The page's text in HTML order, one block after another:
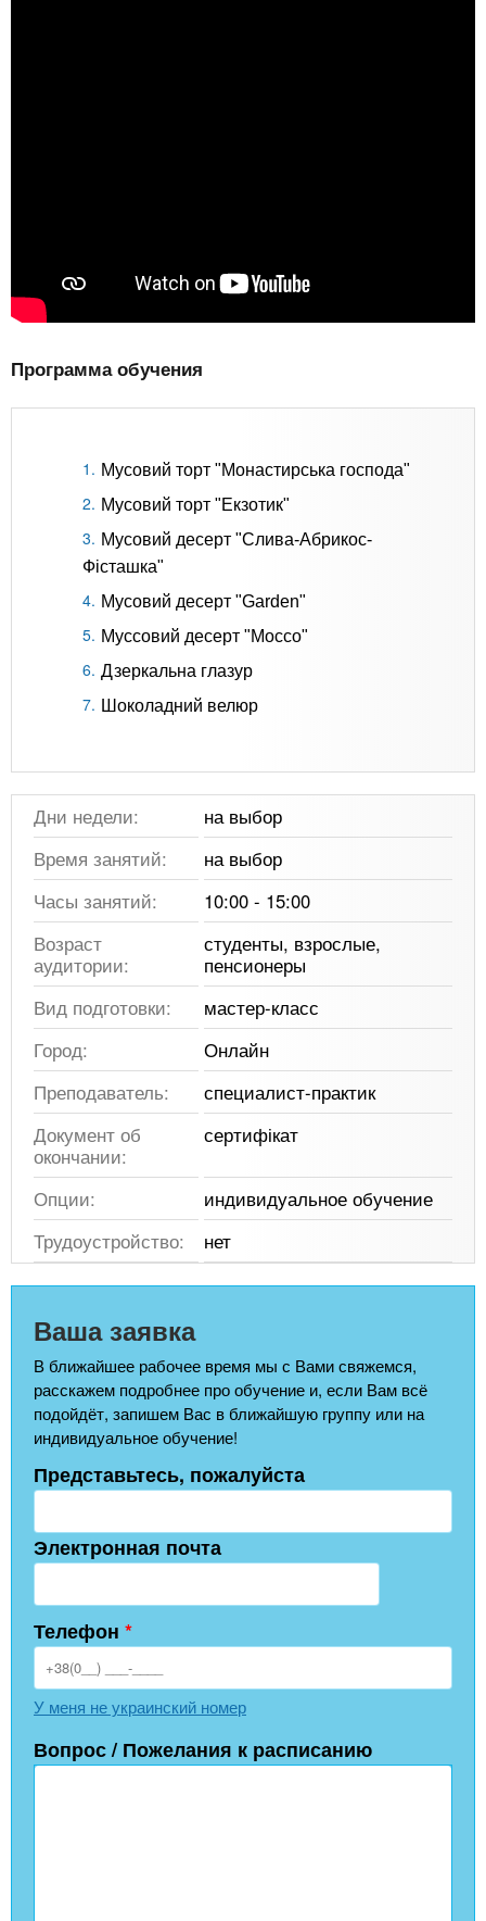
Программа обучения
Мусовий торт "Монастирська господа"
Мусовий торт "Екзотик"
Мусовий десерт "Слива-Абрикос-
Фісташка"
Мусовий десерт "Garden"
Муссовий десерт "Mocco"
Дзеркальна глазур
Шоколадний велюр
Дни недели:
на выбор
Время занятий:
на выбор
Часы занятий:
10:00 - 15:00
Возраст
аудитории:
студенты, взрослые,
пенсионеры
Вид подготовки:
мастер-класс
Город:
Онлайн
Преподаватель:
специалист-практик
Документ об
окончании:
сертифікат
Опции:
индивидуальное обучение
Трудоустройство:
нет
Ваша заявка
В ближайшее рабочее время мы с Вами свяжемся,
расскажем подробнее про обучение и, если Вам всё
подойдёт, запишем Вас в ближайшую группу или на
индивидуальное обучение!
Представьтесь, пожалуйста
Электронная почта
Телефон *
У меня не украинский номер
Вопрос / Пожелания к расписанию